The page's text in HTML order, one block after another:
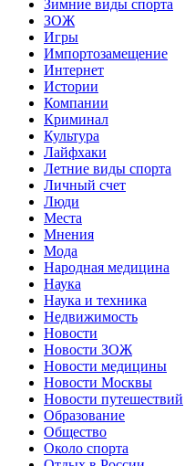
Зимние виды спорта
ЗОЖ
Игры
Импортозамещение
Интернет
Истории
Компании
Криминал
Культура
Лайфхаки
Летние виды спорта
Личный счет
Люди
Места
Мнения
Мода
Народная медицина
Наука
Наука и техника
Недвижимость
Новости
Новости ЗОЖ
Новости медицины
Новости Москвы
Новости путешествий
Образование
Общество
Около спорта